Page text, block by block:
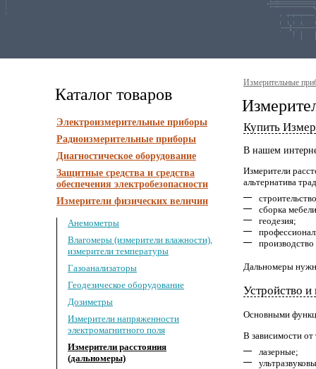
Каталог товаров
Электроизмерительные приборы
Радиоизмерительные приборы
Диагностическое оборудование
Защитные средства и средства
обеспечения электробезопасности
Измерители физических величин
Анемометры
Влагомеры (измерители влажности),
измерители температуры
Газоанализаторы
Геодезическое оборудование
Дозиметры
Измерители напряженности
электромагнитного поля
Измерители расстояния
(дальномеры)
Измерительные
Купить
В нашем
Измерители
альтернатива
сборка
геодезия;
Дальномеры
Устройство
Основными
В зависимости
лазерные;